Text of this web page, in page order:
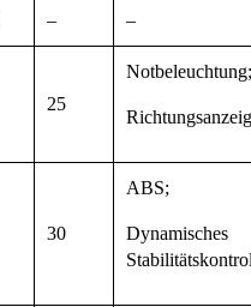
– –
25
Notbeleuchtung;
30
ABS;
Dynamisches